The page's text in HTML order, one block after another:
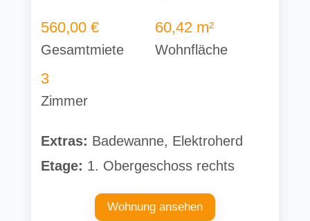
560,00 €
Gesamtmiete
60,42 m²
Wohnfläche
3
Zimmer
Extras: Badewanne, Elektroherd
Etage: 1. Obergeschoss rechts
Wohnung ansehen